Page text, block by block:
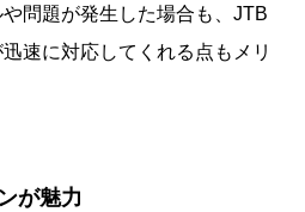
問題が発生した場合も、JTB
速に対応してくれる点もメリ
が魅力